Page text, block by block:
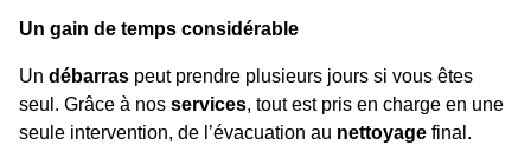
Un gain de temps considérable
Un débarras peut prendre plusieurs jours si vous êtes
seul. Grâce à nos services, tout est pris en charge en une
seule intervention, de l’évacuation au nettoyage final.